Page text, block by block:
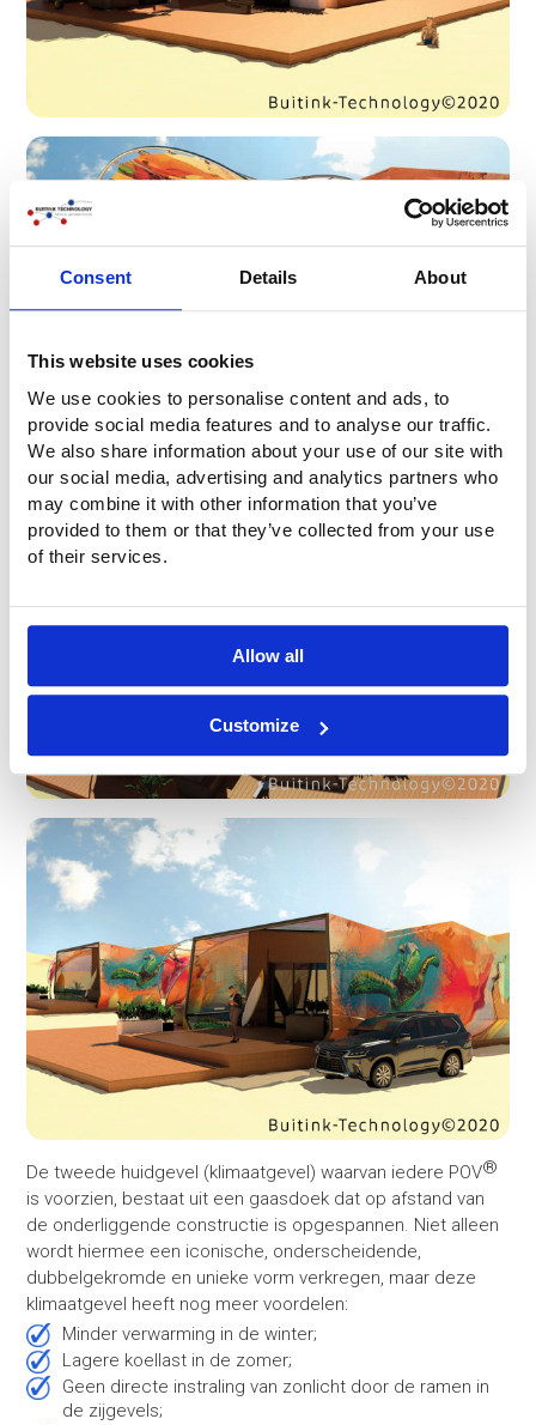
Consent Details About
This website uses cookies
We use cookies to personalise content and ads, to
provide social media features and to analyse our traffic.
We also share information about your use of our site with
our social media, advertising and analytics partners who
may combine it with other information that you’ve
provided to them or that they’ve collected from your use
of their services.
Allow all
Customize
De tweede huidgevel (klimaatgevel) waarvan iedere POV®
is voorzien, bestaat uit een gaasdoek dat op afstand van
de onderliggende constructie is opgespannen. Niet alleen
wordt hiermee een iconische, onderscheidende,
dubbelgekromde en unieke vorm verkregen, maar deze
klimaatgevel heeft nog meer voordelen:
Minder verwarming in de winter;
Lagere koellast in de zomer;
Geen directe instraling van zonlicht door de ramen in
de zijgevels;